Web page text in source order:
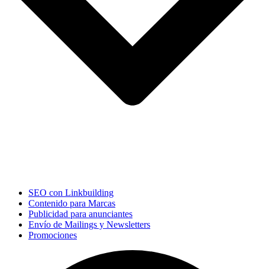
SEO con Linkbuilding
Contenido para Marcas
Publicidad para anunciantes
Envío de Mailings y Newsletters
Promociones